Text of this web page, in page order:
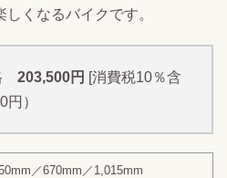
くなるバイクです。
203,500円 [消費税10％含
）
／670mm／1,015mm